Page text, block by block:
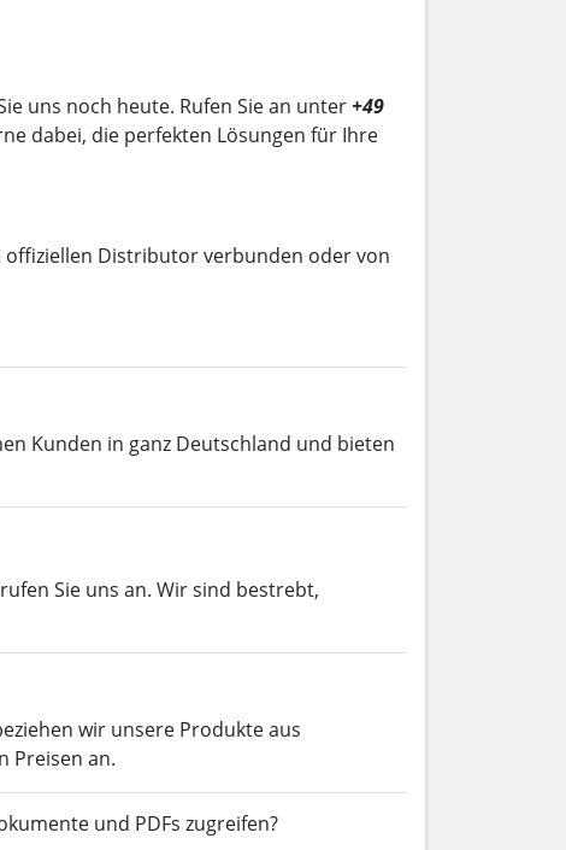
uns noch heute. Rufen Sie an unter+49
dabei, die perfekten Lösungen für Ihre
Distributor verbunden oder von
Kunden in ganz Deutschland und bieten
Sie uns an. Wir sind bestrebt,
wir unsere Produkte aus
Preisen an.
und PDFs zugreifen?